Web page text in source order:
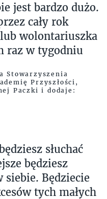
jest bardzo dużo.
cały rok
wolontariuszka
raz w tygodniu
Stowarzyszenia
Przyszłości,
Paczki i dodaje:
słuchać
będziesz
siebie. Będziecie
tych małych